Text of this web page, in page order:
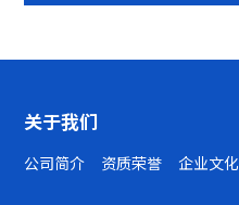
关于我们
公司简介 资质荣誉 企业文化